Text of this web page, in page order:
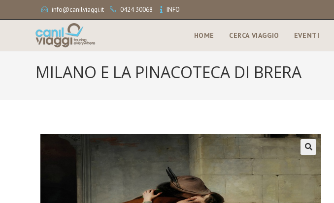
info@canilviaggi.it 0424 30068 INFO
HOME CERCA VIAGGIO EVENTI
MILANO E LA PINACOTECA DI BRERA